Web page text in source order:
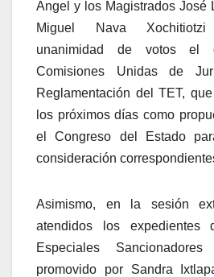
Angel y los Magistrados José
Miguel Nava
unanimidad de votos el
Comisiones Unidas de
Reglamentación del TET,
los próximos días como
el Congreso del Estado
consideración
Asimismo, en la sesión
atendidos los expedientes
Especiales Sancionadores
promovido por Sandra